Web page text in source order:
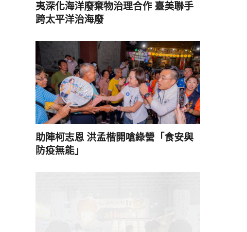
夷深化海洋廢棄物治理合作 臺美聯手
跨太平洋治海廢
助陣柯志恩 洪孟楷開嗆綠營「食安與
防疫無能」